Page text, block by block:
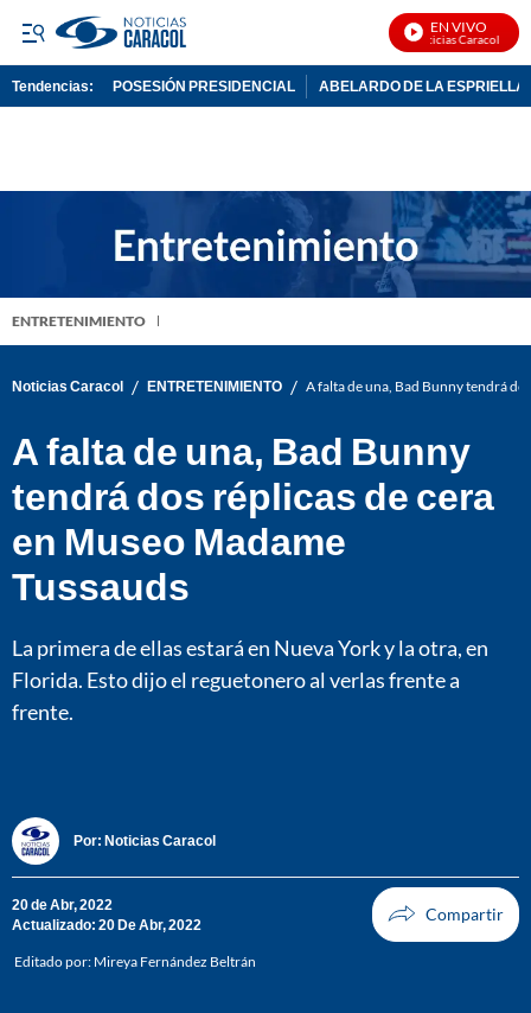
EN VIVO
Noticias Caracol En
Tendencias: POSESIÓN PRESIDENCIAL ABELARDO DE LA ESPRIELLA
ENTRETENIMIENTO
Noticias Caracol / ENTRETENIMIENTO / A falta de una, Bad Bunny tendrá
A falta de una, Bad Bunny
tendrá dos réplicas de cera
en Museo Madame
Tussauds
La primera de ellas estará en Nueva York y la otra, en
Florida. Esto dijo el reguetonero al verlas frente a
frente.
Por: Noticias Caracol
20 de Abr, 2022
Actualizado: 20 De Abr, 2022
Editado por: Mireya Fernández Beltrán